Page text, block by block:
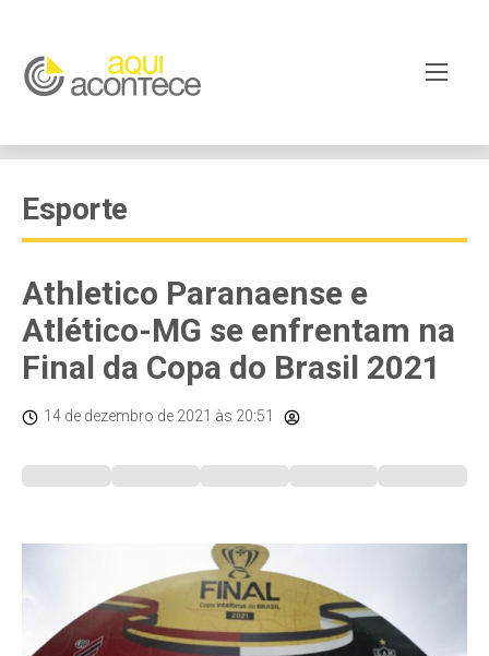
Esporte
Athletico Paranaense e
Atlético-MG se enfrentam na
Final da Copa do Brasil 2021
14 de dezembro de 2021 às 20:51